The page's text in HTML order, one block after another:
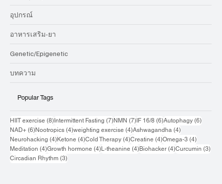
อุปกรณ์
อาหารเสริม-ยา
Genetic/Epigenetic
บทความ
Popular Tags
HIIT exercise (8)8 กระทู้
Intermittent Fasting (7)7 กระทู้
NMN (7)7 กระทู้
IF 16/8 (6)6 กระทู้
Autophagy (6)6 กระทู้
NAD+ (6)6 กระทู้
Nootropics (4)4 กระทู้
weighting exercise (4)4 กระทู้
Ashwagandha (4)4 กระทู้
Neurohacking (4)4 กระทู้
Ketone (4)4 กระทู้
Cold Therapy (4)4 กระทู้
Creatine (4)4 กระทู้
Omega-3 (4)4 กระทู้
Meditation (4)4 กระทู้
Growth hormone (4)4 กระทู้
L-theanine (4)4 กระทู้
Biohacker (4)4 กระทู้
Curcumin (3)3 ก
Circadian Rhythm (3)3 กระทู้